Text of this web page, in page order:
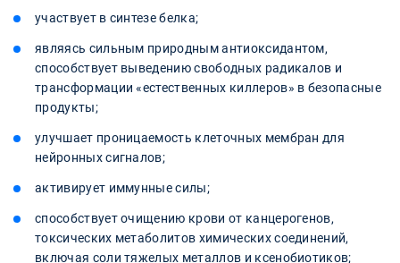
участвует в синтезе белка;
являясь сильным природным антиоксидантом,
способствует выведению свободных радикалов и
трансформации «естественных киллеров» в безопасные
продукты;
улучшает проницаемость клеточных мембран для
нейронных сигналов;
активирует иммунные силы;
способствует очищению крови от канцерогенов,
токсических метаболитов химических соединений,
включая соли тяжелых металлов и ксенобиотиков;